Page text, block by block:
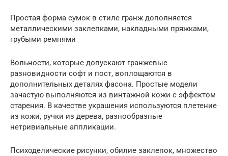
Простая форма сумок в стиле гранж дополняется
металлическими заклепками, накладными пряжками,
грубыми ремнями
Вольности, которые допускают гранжевые
разновидности софт и пост, воплощаются в
дополнительных деталях фасона. Простые модели
зачастую выполняются из винтажной кожи с эффектом
старения. В качестве украшения используются плетение
из кожи, ручки из дерева, разнообразные
нетривиальные аппликации.
Психоделические рисунки, обилие заклепок, множество